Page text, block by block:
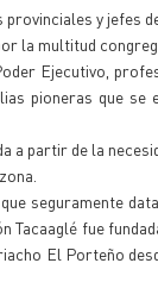
y jefes
la multitud
Ejecutivo,
pioneras que se
a partir de la
seguramente
Tacaaglé fue
El Porteño